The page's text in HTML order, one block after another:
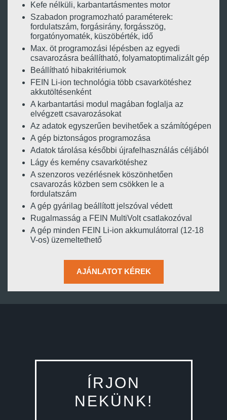
Kefe nélküli, karbantartásmentes motor
Szabadon programozható paraméterek:
fordulatszám, forgásirány, forgásszög,
forgatónyomaték, küszöbérték, idő
Max. öt programozási lépésben az egyedi
csavarozásra beállítható, folyamatoptimalizált gép
Beállítható hibakritériumok
FEIN Li-ion technológia több csavarkötéshez
akkutöltésenként
A karbantartási modul magában foglalja az
elvégzett csavarozásokat
Az adatok egyszerűen bevihetőek a számítógépen
A gép biztonságos programozása
Adatok tárolása későbbi újrafelhasználás céljából
Lágy és kemény csavarkötéshez
A szenzoros vezérlésnek köszönhetően
csavarozás közben sem csökken le a
fordulatszám
A gép gyárilag beállított jelszóval védett
Rugalmasság a FEIN MultiVolt csatlakozóval
A gép minden FEIN Li-ion akkumulátorral (12-18
V-os) üzemeltethető
AJÁNLATOT KÉREK
ÍRJON
NEKÜNK!